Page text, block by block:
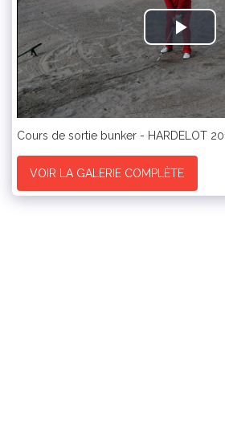
Cours de sortie bunker - HARDELOT
VOIR LA GALERIE COMPLÈTE